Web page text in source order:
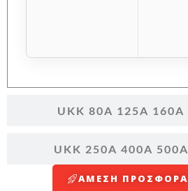
UKK 80A 125A
UKK 250A 400A
ΆΜΕΣΗ ΠΡΟΣΦΟΡΆ